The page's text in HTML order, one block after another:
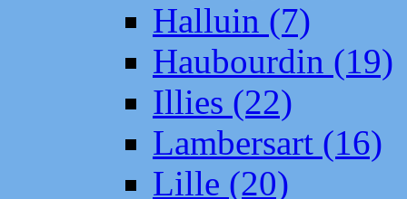
Halluin (7)
Haubourdin (19)
Illies (22)
Lambersart (16)
Lille (20)